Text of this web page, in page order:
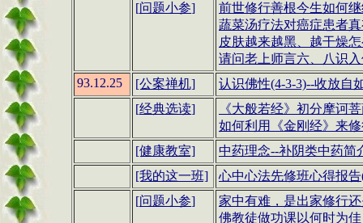
[问题小参]
前世修行善根今生如何
蔬菜汤疗法对癌症患者
皮肤越来越黑、越干燥
请问老上师言六、八识
93.12.25
[公案禅机]
认识佛性(4-3-3)--收放自
[经典选读] 《大般若经》 初分摩诃
如何利用
《金刚经》 来
[健康教室]
中药理念--补阴类中药简
[我的这一班]
心中心法先修班心得报告
[问题小参]
家中有难，是出家修行
佛教徒做功课以何时为